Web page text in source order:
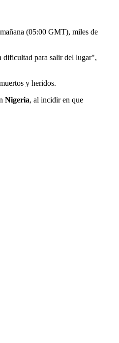
(05:00 GMT), miles de
dificultad para salir del lugar",
y heridos.
Nigeria, al incidir en que